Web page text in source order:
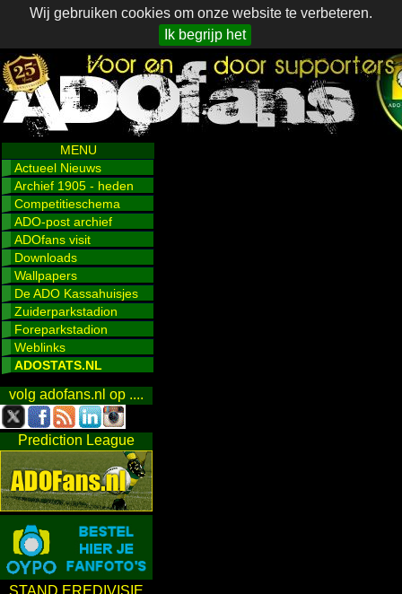
Wij gebruiken cookies om onze website te verbeteren.
Ik begrijp het
MENU
Actueel Nieuws
Archief 1905 - heden
Competitieschema
ADO-post archief
ADOfans visit
Downloads
Wallpapers
De ADO Kassahuisjes
Zuiderparkstadion
Foreparkstadion
Weblinks
ADOSTATS.NL
volg adofans.nl op ....
Prediction League